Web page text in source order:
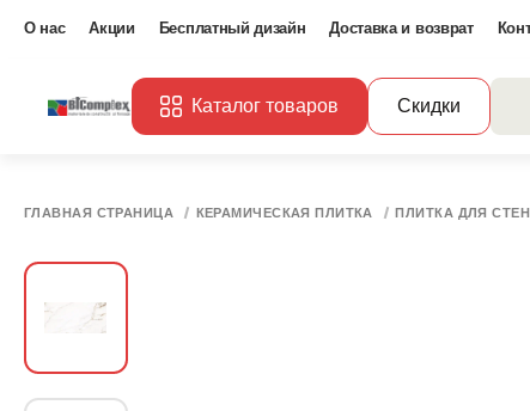
О нас Акции Бесплатный дизайн Доставка и возврат
Каталог товаров Скидки
ГЛАВНАЯ СТРАНИЦА КЕРАМИЧЕСКАЯ ПЛИТКА ПЛИТКА ДЛЯ СТЕН